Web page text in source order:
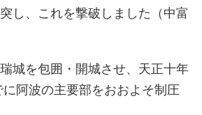
し、これを撃破しました（中富
城を包囲・開城させ、天正十年
に阿波の主要部をおおよそ制圧